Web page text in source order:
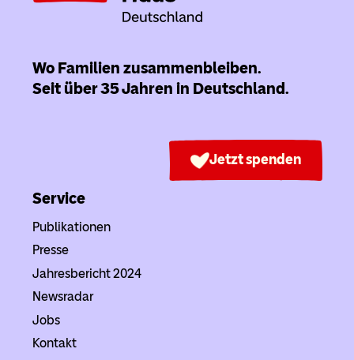
Wo Familien zusammenbleiben.
Seit über 35 Jahren in Deutschland.
Jetzt spenden
Service
Publikationen
Presse
Jahresbericht 2024
Newsradar
Jobs
Kontakt